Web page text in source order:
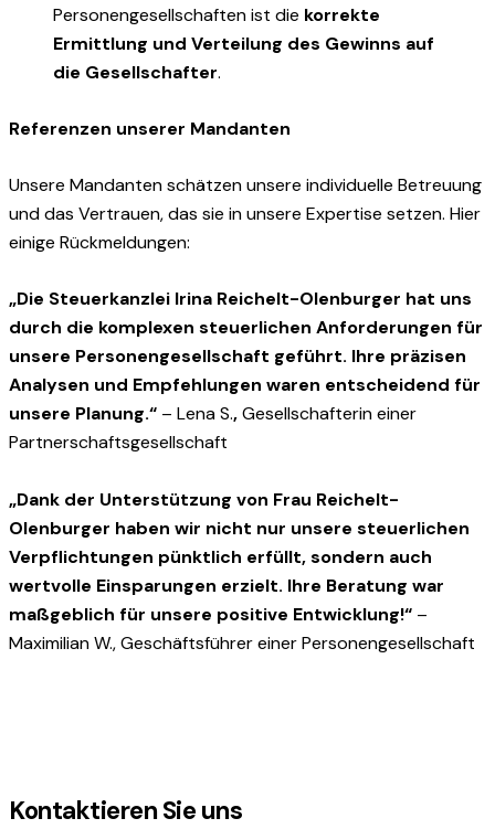
Personengesellschaften ist die korrekte
Ermittlung und Verteilung des Gewinns auf
die Gesellschafter.
Referenzen unserer Mandanten
Unsere Mandanten schätzen unsere individuelle Betreuung
und das Vertrauen, das sie in unsere Expertise setzen. Hier
einige Rückmeldungen:
„Die Steuerkanzlei Irina Reichelt-Olenburger hat uns
durch die komplexen steuerlichen Anforderungen für
unsere Personengesellschaft geführt. Ihre präzisen
Analysen und Empfehlungen waren entscheidend für
unsere Planung.“ – Lena S.,Gesellschafterin einer
Partnerschaftsgesellschaft
„Dank der Unterstützung von Frau Reichelt-
Olenburger haben wir nicht nur unsere steuerlichen
Verpflichtungen pünktlich erfüllt, sondern auch
wertvolle Einsparungen erzielt. Ihre Beratung war
maßgeblich für unsere positive Entwicklung!“ –
Maximilian W., Geschäftsführer einer Personengesellschaft
Kontaktieren Sie uns